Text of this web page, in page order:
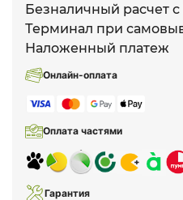
Безналичный расчет
Терминал при
Наложенный платеж
Онлайн-оплата
Оплата частями
Гарантия